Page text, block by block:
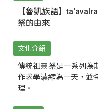
【魯凱族語】
祭的由來
文化介紹
傳統祖靈祭是一系列為
作求學濃縮為一天，並
理。